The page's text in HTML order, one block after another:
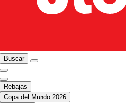
Buscar
Rebajas
Copa del Mundo 2026